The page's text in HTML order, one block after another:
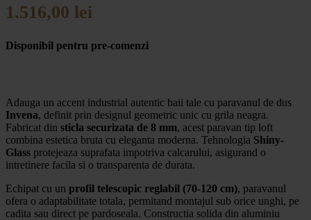
1.516,00 lei
Disponibil pentru pre-comenzi
Adauga un accent industrial autentic baii tale cu paravanul de dus
Invena, definit prin designul geometric unic cu grila neagra.
Fabricat din sticla securizata de 8 mm, acest paravan tip loft
combina estetica bruta cu eleganta moderna. Tehnologia Shiny-
Glass protejeaza suprafata impotriva calcarului, asigurand o
intretinere facila si o transparenta de durata.
Echipat cu un profil telescopic reglabil (70-120 cm), paravanul
ofera o adaptabilitate totala, permitand montajul sub orice unghi, pe
cadita sau direct pe pardoseala. Constructia solida din aluminiu